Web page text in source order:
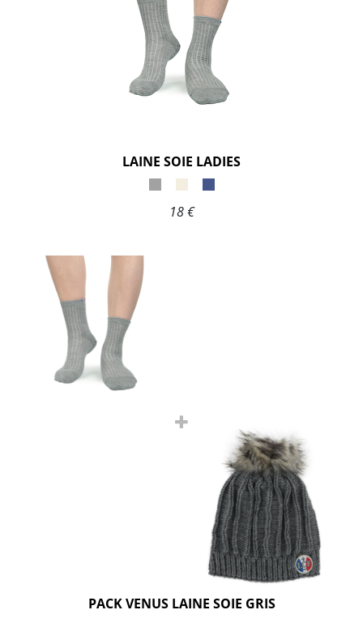
LAINE SOIE LADIES
18 €
PACK VENUS LAINE SOIE GRIS